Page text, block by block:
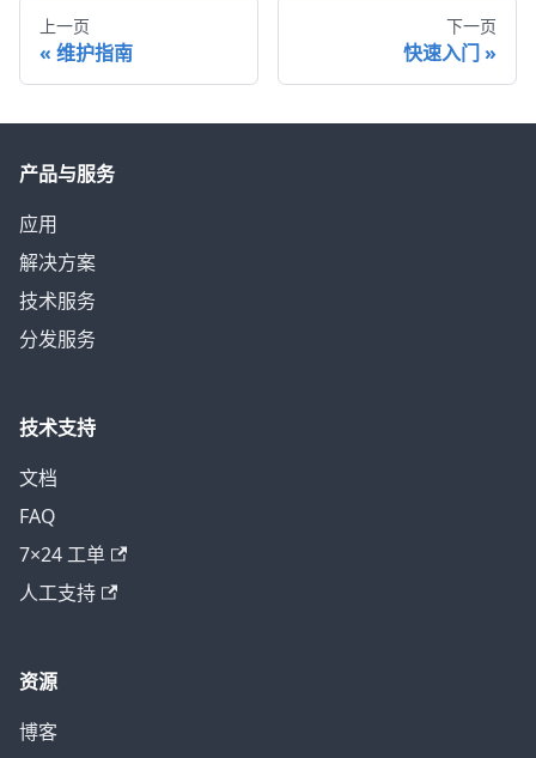
上一页
维护指南
下一页
快速入门
产品与服务
应用
解决方案
技术服务
分发服务
技术支持
文档
FAQ
7×24 工单
人工支持
资源
博客